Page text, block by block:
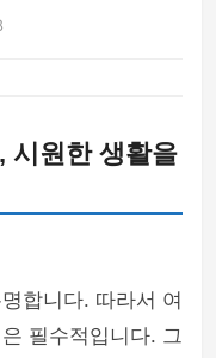
시원한 생활을
합니다. 따라서 여
필수적입니다. 그